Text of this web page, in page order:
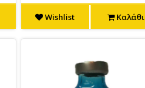
Wishlist Καλάθι